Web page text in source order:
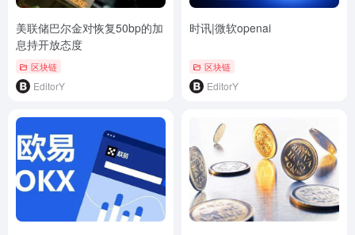
美联储巴尔金对恢复50bp的加
息持开放态度
区块链
EditorY
时讯|微软openai
区块链
EditorY